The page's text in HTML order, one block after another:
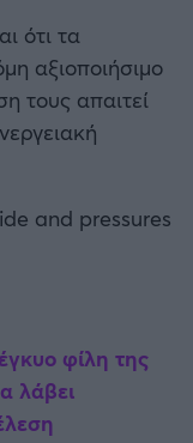
ότι τα
αξιοποιήσιμο
τους απαιτεί
φίλη της
λάβει